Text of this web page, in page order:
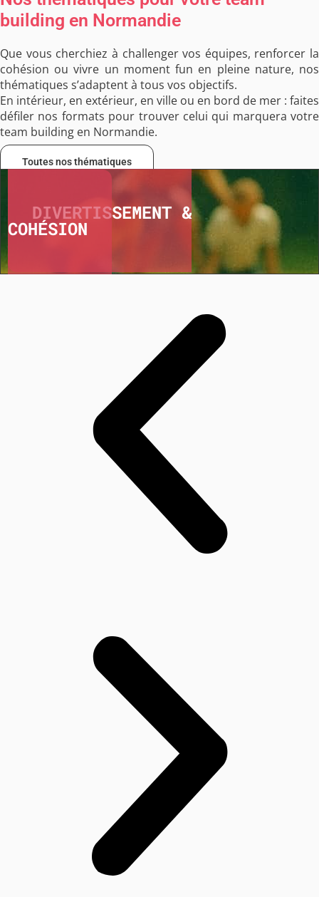
building en Normandie
Que vous cherchiez à challenger vos équipes, renforcer la
cohésion ou vivre un moment fun en pleine nature, nos
thématiques s’adaptent à tous vos objectifs.
En intérieur, en extérieur, en ville ou en bord de mer : faites
défiler nos formats pour trouver celui qui marquera votre
team building en Normandie.
Toutes nos thématiques
DIVERTISSEMENT &
COHÉSION